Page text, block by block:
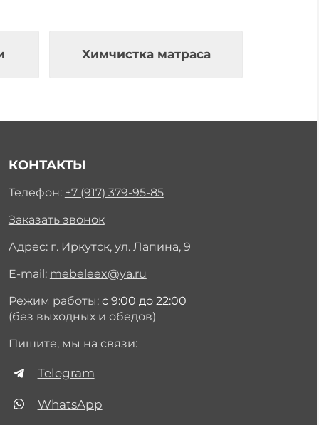
Химчистка матраса
КОНТАКТЫ
Телефон: +7 (917) 379-95-85
Заказать звонок
Адрес: г. Иркутск, ул. Лапина, 9
E-mail: mebeleex@ya.ru
Режим работы: с 9:00 до 22:00
(без выходных и обедов)
Пишите, мы на связи:
Telegram
WhatsApp